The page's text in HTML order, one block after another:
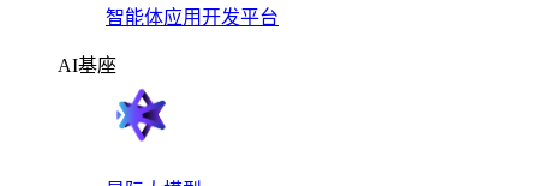
智能体应用开发平台
AI基座